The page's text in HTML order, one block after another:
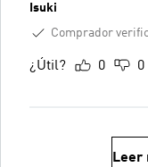
Isuki
Comprador
¿Útil? 0 0
Leer